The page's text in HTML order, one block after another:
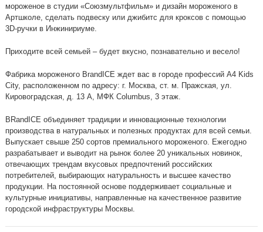
мороженое в студии «Союзмультфильм» и дизайн мороженого в
Артшколе, сделать подвеску или джибитс для кроксов с помощью
3D-ручки в Инжинириуме.
Приходите всей семьей – будет вкусно, познавательно и весело!
Фабрика мороженого BrandICE ждет вас в городе профессий A4 Kids
City, расположенном по адресу: г. Москва, ст. м. Пражская, ул.
Кировоградская, д. 13 А, МФК Columbus, 3 этаж.
BRandICE объединяет традиции и инновационные технологии
производства в натуральных и полезных продуктах для всей семьи.
Выпускает свыше 250 сортов премиального мороженого. Ежегодно
разрабатывает и выводит на рынок более 20 уникальных новинок,
отвечающих трендам вкусовых предпочтений российских
потребителей, выбирающих натуральность и высшее качество
продукции. На постоянной основе поддерживает социальные и
культурные инициативы, направленные на качественное развитие
городской инфраструктуры Москвы.